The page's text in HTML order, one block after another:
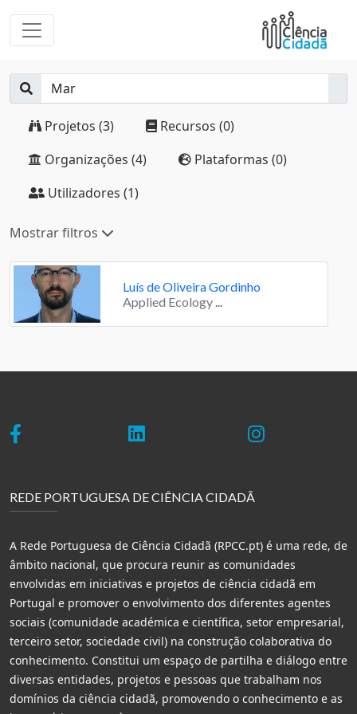
Projetos (3)
Recursos (0)
Organizações (4)
Plataformas (0)
Utilizadores (1)
Mostrar filtros
Luís de Oliveira Gordinho
Applied Ecology...
REDE PORTUGUESA DE CIÊNCIA CIDADÃ
A Rede Portuguesa de Ciência Cidadã (RPCC.pt) é uma rede, de
âmbito nacional, que procura reunir as comunidades
envolvidas em iniciativas e projetos de ciência cidadã em
Portugal e promover o envolvimento dos diferentes agentes
sociais (comunidade académica e científica, setor empresarial,
terceiro setor, sociedade civil) na construção colaborativa do
conhecimento. Constitui um espaço de partilha e diálogo entre
diversas entidades, projetos e pessoas que trabalham nos
domínios da ciência cidadã, promovendo o conhecimento e as